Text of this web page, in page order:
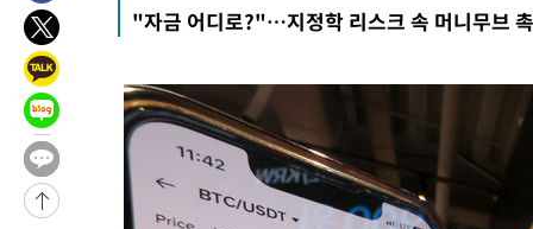
-25656초 전 >
'월드컵 탈락 후폭풍' 축구협회…11시간 걸린 초유의 압수수
-25092초 전 >
-23885초 전 >
축구협회, 15년 전 심판 성 접대 파문에 "현재는 내부 지침 준
-22570초 전 >
경찰, '홍명보는 2순위' 결론냈던 스포츠윤리센터도 압수수색
-8166초 전 >
[속보]합참 "北 발사체는 단거리탄도미사일…감시·경계태세
-7914초 전 >
日방위성, 北이 동해로 쏜 발사체는 탄도미사일 가능성
"자금 어디로?"…지정학 리스크 속 머니무브